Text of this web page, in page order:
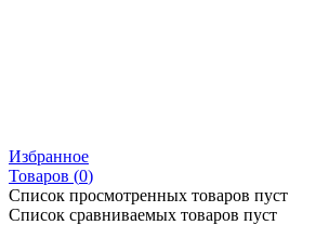
Избранное
Товаров (0)
Список просмотренных товаров пуст
Список сравниваемых товаров пуст